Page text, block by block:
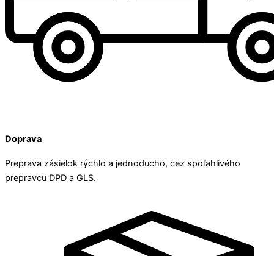
Doprava
Preprava zásielok rýchlo a jednoducho, cez spoľahlivého
prepravcu DPD a GLS.